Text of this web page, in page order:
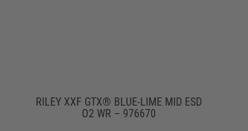
RILEY XXF GTX® BLUE-LIME MID ESD
O2 WR – 976670